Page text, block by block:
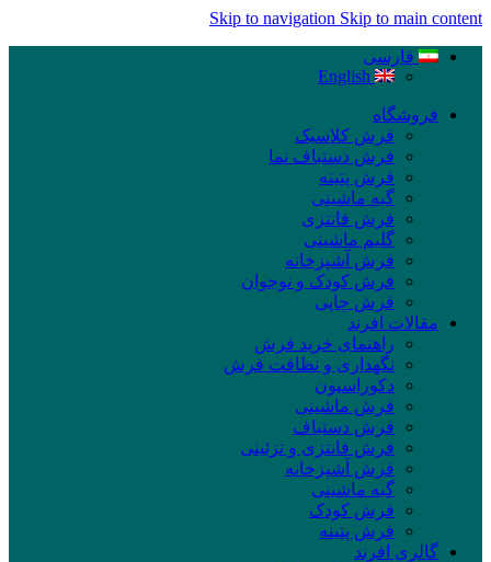
Skip to navigation Skip to main content
فارسی
English
فروشگاه
فرش کلاسیک
فرش دستباف نما
فرش پتینه
گبه ماشینی
فرش فانتزی
گلیم ماشینی
فرش آشپزخانه
فرش کودک و نوجوان
فرش چاپی
مقالات افرند
راهنمای خرید فرش
نگهداری و نظافت فرش
دکوراسیون
فرش ماشینی
فرش دستباف
فرش فانتزی و تزئینی
فرش آشپزخانه
گبه ماشینی
فرش کودک
فرش پتینه
گالری افرند